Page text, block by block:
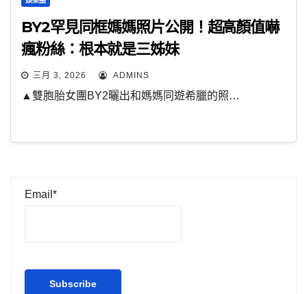
BY2罕見同框媽媽照片公開！超高顏值嚇
瘋粉絲：根本就是三姊妹
三月 3, 2026 ADMINS
▲雙胞胎女團BY2曬出和媽媽同遊希臘的照…
Email*